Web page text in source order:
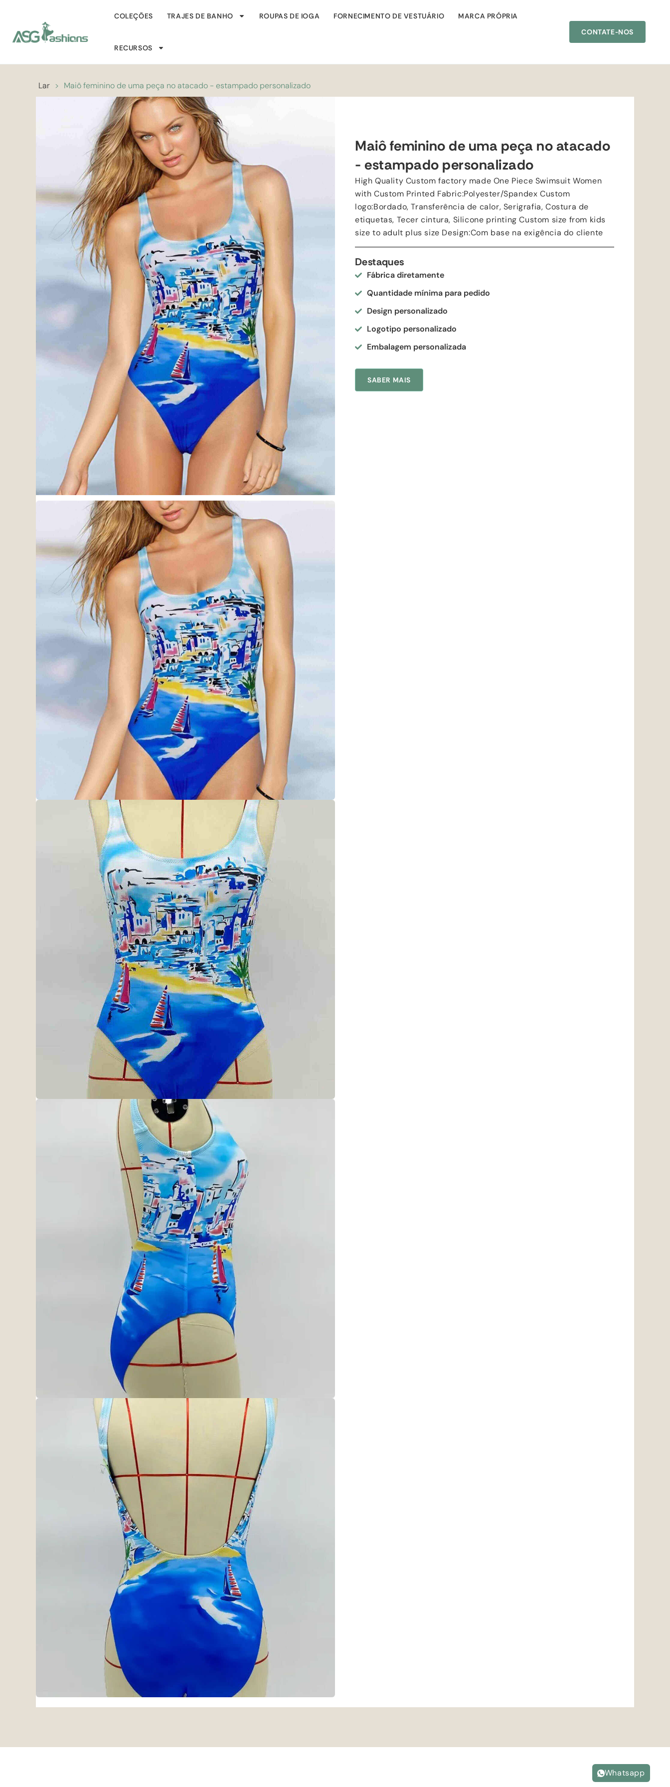
COLEÇÕES TRAJES DE BANHO ROUPAS DE IOGA FORNECIMENTO DE VESTUÁRIO MARCA PRÓPRIA
RECURSOS
CONTATE-NOS
Lar > Maiô feminino de uma peça no atacado - estampado personalizado
Maiô feminino de uma peça no atacado
- estampado personalizado
High Quality Custom factory made One Piece Swimsuit Women
with Custom Printed Fabric:Polyester/Spandex Custom
logo:Bordado, Transferência de calor, Serigrafia, Costura de
etiquetas, Tecer cintura, Silicone printing Custom size from kids
size to adult plus size Design:Com base na exigência do cliente
Destaques
Fábrica diretamente
Quantidade mínima para pedido
Design personalizado
Logotipo personalizado
Embalagem personalizada
SABER MAIS
Whatsapp